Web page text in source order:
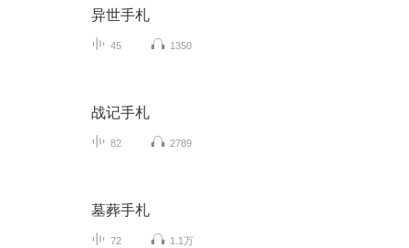
异世手札
45 1350
战记手札
82 2789
墓葬手札
72 1.1万